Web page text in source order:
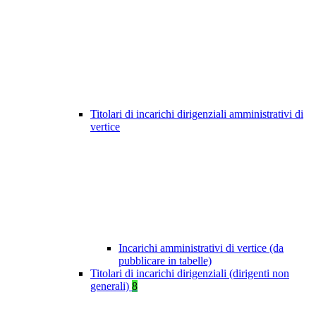
Titolari di incarichi dirigenziali amministrativi di
vertice
Incarichi amministrativi di vertice (da
pubblicare in tabelle)
Titolari di incarichi dirigenziali (dirigenti non
generali) 8